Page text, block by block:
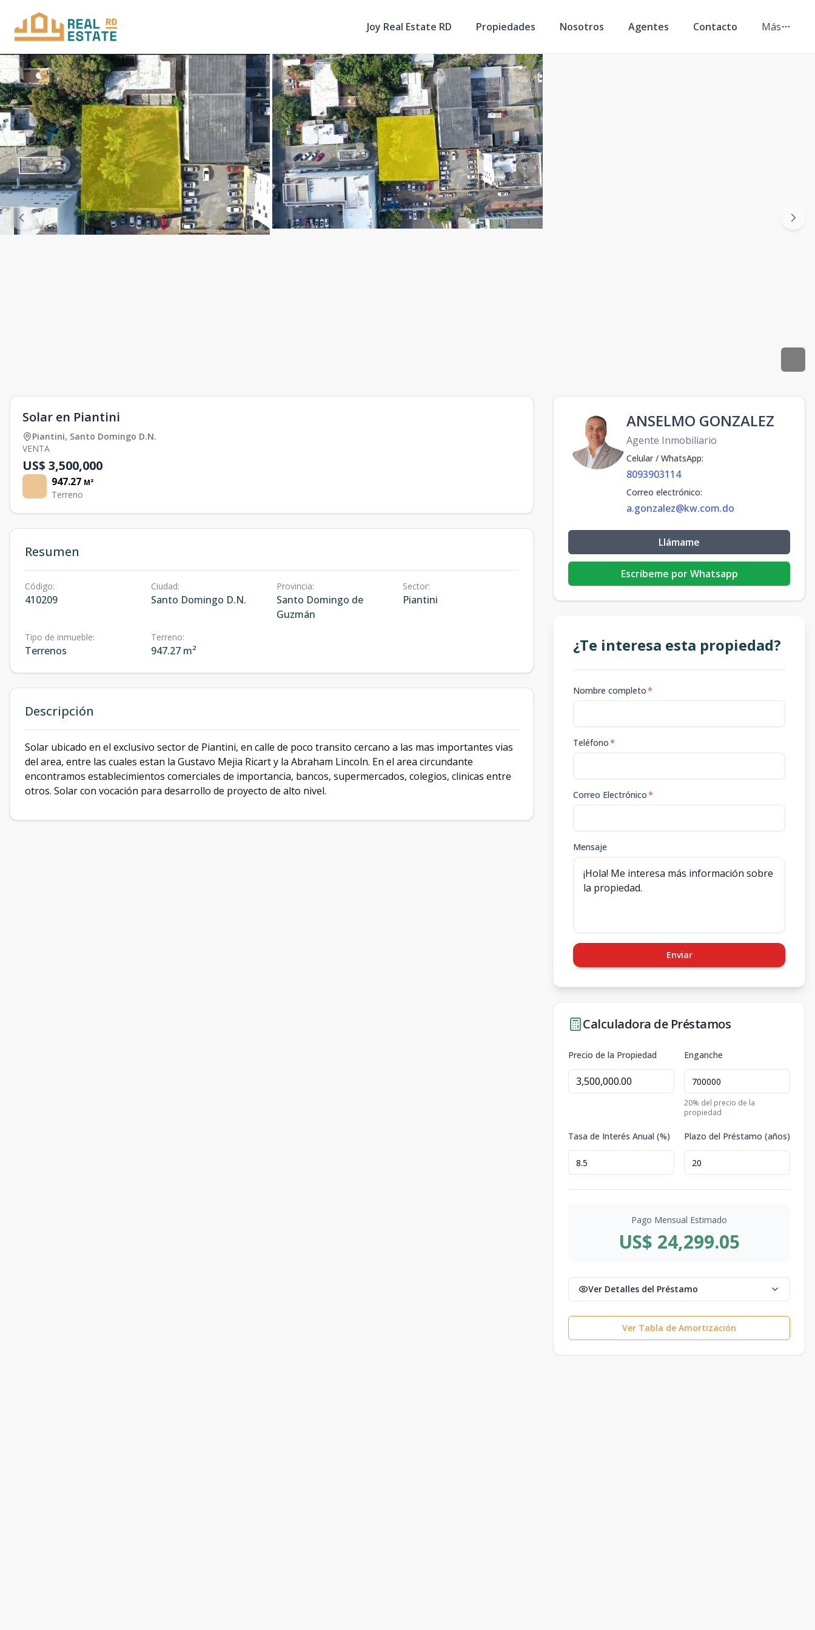
Joy Real Estate RD Propiedades Nosotros Agentes Contacto Más
Solar en Piantini
Piantini, Santo Domingo D.N.
VENTA
US$ 3,500,000
947.27 M²
Terreno
Resumen
Código:
410209
Ciudad:
Santo Domingo D.N.
Provincia:
Santo Domingo de
Guzmán
Sector:
Piantini
Tipo de inmueble:
Terrenos
Terreno:
947.27 m²
Descripción
Solar ubicado en el exclusivo sector de Piantini, en calle de poco transito cercano a las mas importantes vias
del area, entre las cuales estan la Gustavo Mejia Ricart y la Abraham Lincoln. En el area circundante
encontramos establecimientos comerciales de importancia, bancos, supermercados, colegios, clinicas entre
otros. Solar con vocación para desarrollo de proyecto de alto nivel.
ANSELMO GONZALEZ
Agente Inmobiliario
Celular / WhatsApp:
8093903114
Correo electrónico:
a.gonzalez@kw.com.do
Llámame
Escribeme por Whatsapp
¿Te interesa esta propiedad?
Nombre completo*
Teléfono*
Correo Electrónico*
Mensaje
Enviar
Calculadora de Préstamos
Precio de la Propiedad Enganche
20% del precio de la
propiedad
Tasa de Interés Anual (%) Plazo del Préstamo (años)
Pago Mensual Estimado
US$ 24,299.05
Ver Detalles del Préstamo
Ver Tabla de Amortización